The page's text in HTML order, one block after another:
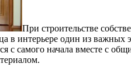
При строительстве
в интерьере один из
с самого начала вместе с